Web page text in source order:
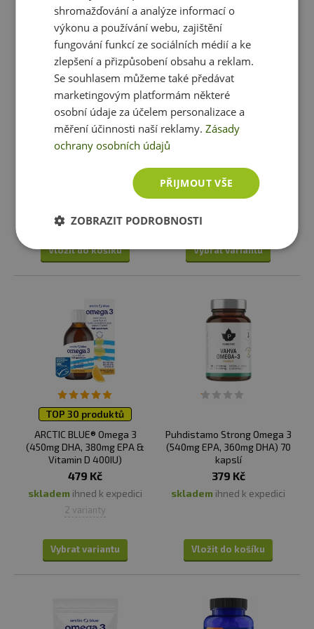
Czech Virus Omega 3 MAX
90 kapslí
ihned k expedici
Vložit do košíku
BioTechUSA Mega Omega 3
299 Kč
ihned k expedici
Vybrat variantu
TOP 30 produktů
ARCTIC BLUE® Omega 3
(450mg DHA, 380mg EPA &
Vitamin D 400IU)
479 Kč
skladem ihned k expedici
2 varianty
Vybrat variantu
Puhdistamo Strong Omega 3
(540mg EPA, 360mg DHA) 70
kapslí
379 Kč
skladem ihned k expedici
Vložit do košíku
shromažďování a analýze informací o
výkonu a používání webu, zajištění
fungování funkcí ze sociálních médií a ke
zlepšení a přizpůsobení obsahu a reklam.
Se souhlasem můžeme také předávat
marketingovým platformám některé
osobní údaje za účelem personalizace a
měření účinnosti naší reklamy.Zásady
ochrany osobních údajů
PŘIJMOUT VŠE
ZOBRAZIT PODROBNOSTI